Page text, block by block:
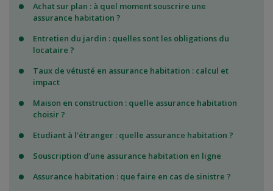
Achat sur plan : à quel moment souscrire une
assurance habitation ?
Entretien du jardin : quelles sont les obligations du
locataire ?
Taux de vétusté en assurance habitation : calcul et
impact
Maison en construction : quelle assurance habitation
choisir ?
Etudiant à l'étranger : quelle assurance habitation ?
Souscription d’une assurance habitation en ligne
Assurance habitation : que faire en cas de sinistre ?